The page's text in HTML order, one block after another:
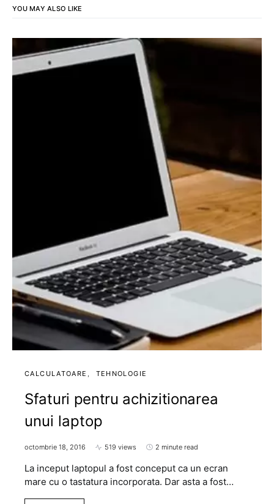
YOU MAY ALSO LIKE
CALCULATOARE TEHNOLOGIE
Sfaturi pentru achizitionarea
unui laptop
octombrie 18, 2016 519 views 2 minute read
La inceput laptopul a fost conceput ca un ecran
mare cu o tastatura incorporata. Dar asta a fost…